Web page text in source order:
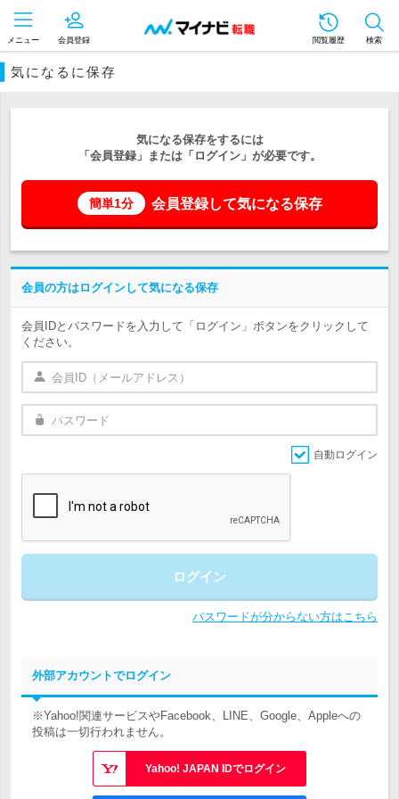
メニュー 会員登録 閲覧履歴 検索
気になるに保存
気になる保存をするには
「会員登録」または「ログイン」が必要です。
簡単1分 会員登録して気になる保存
会員の方はログインして気になる保存
会員IDとパスワードを入力して「ログイン」ボタンをクリックして
ください。
自動ログイン
ログイン
パスワードが分からない方はこちら
外部アカウントでログイン
※Yahoo!関連サービスやFacebook、LINE、Google、Appleへの
投稿は一切行われません。
Yahoo! JAPAN IDでログイン